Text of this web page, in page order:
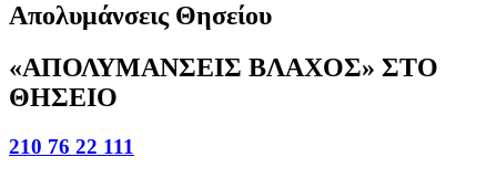
Απολυμάνσεις Θησείου
«ΑΠΟΛΥΜΑΝΣΕΙΣ ΒΛΑΧΟΣ» ΣΤΟ
ΘΗΣΕΙΟ
210 76 22 111